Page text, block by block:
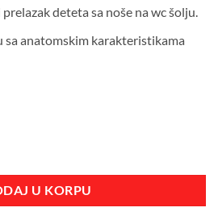
deteta sa noše na wc šolju.
sa anatomskim karakteristikama
U KORPU